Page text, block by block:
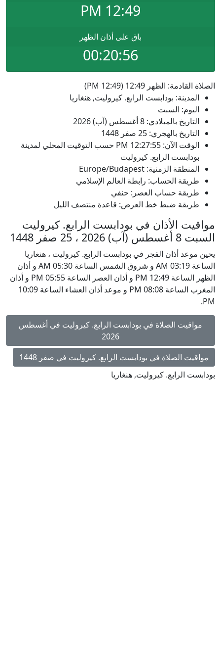
12:49 PM
باق على أذان الظهر
00:20:56
الصلاة القادمة: الظهر 12:49 (12:49 PM)
المدينة: بودابست الرابع. كيروليت, هنغاريا
اليوم: السبت
التاريخ بالميلادي: 8 أغسطس (آب) 2026
التاريخ بالهجري: 25 صفر 1448
الوقت الآن: 12:27:55
PM حسب التوقيت المحلي لمدينة
بودابست الرابع. كيروليت
المنطقة الزمنية: Europe/Budapest
طريقة الحساب: رابطة العالم الإسلامي
طريقة حساب العصر: حنفي
طريقة ضبط خط العرض: قاعدة منتصف الليل
مواقيت الأذان في بودابست الرابع. كيروليت
السبت 8 أغسطس (آب) 2026 ، 25 صفر 1448
يحين موعد أذان الفجر في بودابست الرابع. كيروليت ، هنغاريا
الساعة 03:19 AM و شروق الشمس الساعة 05:30 AM و أذان
الظهر الساعة 12:49 PM و أذان العصر الساعة 05:55 PM و أذان
المغرب الساعة 08:08 PM و موعد أذان العشاء الساعة 10:09
PM.
مواقيت الصلاة في بودابست الرابع. كيروليت في أغسطس
2026
مواقيت الصلاة في بودابست الرابع. كيروليت في صفر 1448
بودابست الرابع. كيروليت, هنغاريا